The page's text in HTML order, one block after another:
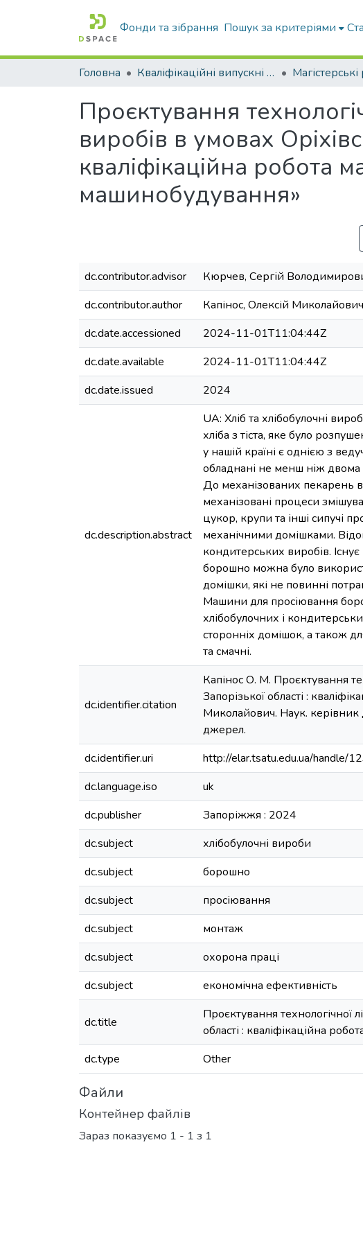
Фонди та зібрання Пошук за критеріями
Головна Кваліфікаційні випускні роботи бакалаврів і магістрів
Проєктування
виробів в умовах
кваліфікаційна робота
машинобудування»
dc.contributor.advisor
Кюрчев, Сергій
dc.contributor.author
Капінос, Олексій Миколайович
dc.date.accessioned
2024-11-01T11:04:44Z
dc.date.available
2024-11-01T11:04:44Z
dc.date.issued
2024
dc.description.abstract
UA: Хліб та хлібобулочні
хліба з тіста, яке було
у нашій країні є однією з
обладнані не менш ніж двома
До механізованих пекарень
механізовані процеси
цукор, крупи та інші сипучі
механічними домішками.
кондитерських виробів.
борошно можна було
домішки, які не повинні
Машини для просіювання
хлібобулочних і
сторонніх домішок, а також
та смачні.
dc.identifier.citation
Капінос О. М. Проєктування
Запорізької області :
Миколайович. Наук. керівник
джерел.
dc.identifier.uri
http://elar.tsatu.edu.ua/handle/
dc.language.iso
uk
dc.publisher
Запоріжжя : 2024
dc.subject
хлібобулочні вироби
dc.subject
борошно
dc.subject
просіювання
dc.subject
монтаж
dc.subject
охорона праці
dc.subject
економічна ефективність
dc.title
Проєктування технологічної
області : кваліфікаційна
dc.type Other
Файли
Контейнер файлів
Зараз показуємо 1 - 1 з 1